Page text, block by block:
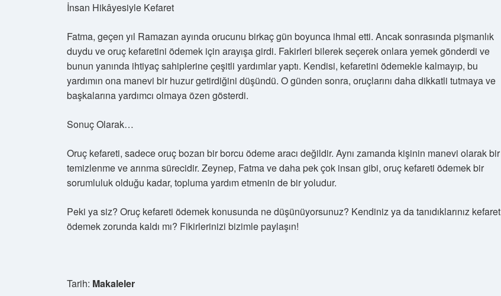
İnsan Hikâyesiyle Kefaret
Fatma, geçen yıl Ramazan ayında orucunu birkaç gün boyunca ihmal etti. Ancak sonrasında pişmanlık
duydu ve oruç kefaretini ödemek için arayışa girdi. Fakirleri bilerek seçerek onlara yemek gönderdi ve
bunun yanında ihtiyaç sahiplerine çeşitli yardımlar yaptı. Kendisi, kefaretini ödemekle kalmayıp, bu
yardımın ona manevi bir huzur getirdiğini düşündü. O günden sonra, oruçlarını daha dikkatli tutmaya ve
başkalarına yardımcı olmaya özen gösterdi.
Sonuç Olarak…
Oruç kefareti, sadece oruç bozan bir borcu ödeme aracı değildir. Aynı zamanda kişinin manevi olarak bir
temizlenme ve arınma sürecidir. Zeynep, Fatma ve daha pek çok insan gibi, oruç kefareti ödemek bir
sorumluluk olduğu kadar, topluma yardım etmenin de bir yoludur.
Peki ya siz? Oruç kefareti ödemek konusunda ne düşünüyorsunuz? Kendiniz ya da tanıdıklarınız kefaret
ödemek zorunda kaldı mı? Fikirlerinizi bizimle paylaşın!
Tarih: Makaleler